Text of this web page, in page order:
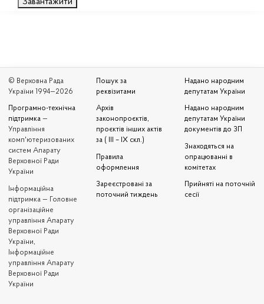
© Верховна Рада
України 1994—2026
Програмно-технічна
підтримка —
Управління
комп'ютеризованих
систем Апарату
Верховної Ради
України
Iнформаційна
підтримка — Головне
організаційне
управління Апарату
Верховної Ради
України,
Інформаційне
управління Апарату
Верховної Ради
України
Пошук за
реквізитами
Архів
законопроєктів,
проєктів інших актів
за ( III – IX скл.)
Правила
оформлення
Зареєстровані за
поточний тиждень
Надано народним
депутатам України
Надано народним
депутатам України
документів до ЗП
Знаходяться на
опрацюванні в
комітетах
Прийняті на поточній
сесії